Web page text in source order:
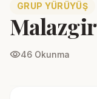
GRUP YÜRÜYÜŞ
visibility46 Okunma